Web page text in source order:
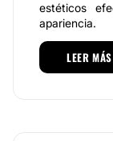
estéticos
apariencia.
Siga sus
corporal
LEER MÁS